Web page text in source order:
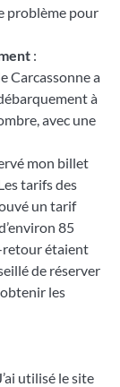
problème pour
:
Carcassonne a
à
avec une
mon billet
tarifs des
un tarif
85
retour étaient
de réserver
les
utilisé le site